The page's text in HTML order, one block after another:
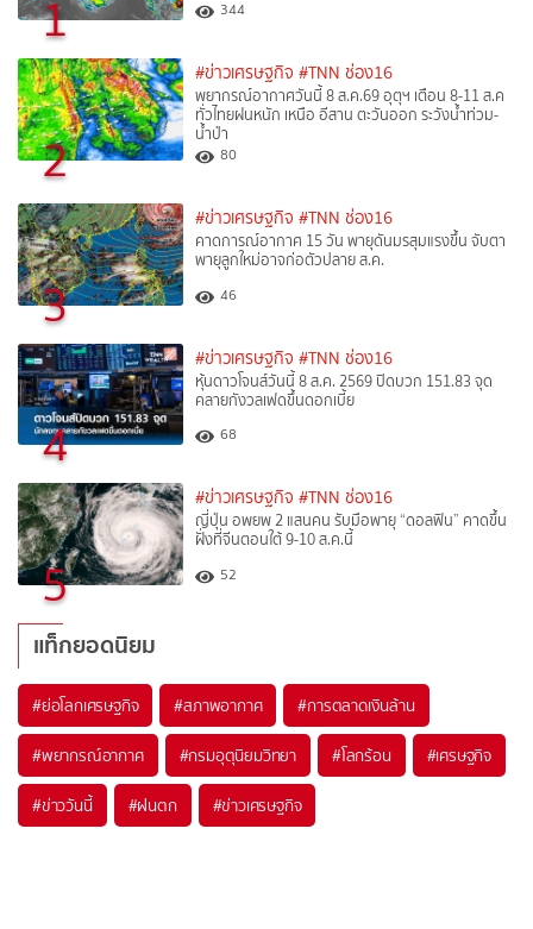
1 344
2
#ข่าวเศรษฐกิจ #TNN ช่อง16
พยากรณ์อากาศวันนี้ 8 ส.ค.69 อุตุฯ เตือน 8-11 ส.ค
ทั่วไทยฝนหนัก เหนือ อีสาน ตะวันออก ระวังน้ำท่วม-
น้ำป่า
80
3
#ข่าวเศรษฐกิจ #TNN ช่อง16
คาดการณ์อากาศ 15 วัน พายุดันมรสุมแรงขึ้น จับตา
พายุลูกใหม่อาจก่อตัวปลาย ส.ค.
46
4
#ข่าวเศรษฐกิจ #TNN ช่อง16
หุ้นดาวโจนส์วันนี้ 8 ส.ค. 2569 ปิดบวก 151.83 จุด
คลายกังวลเฟดขึ้นดอกเบี้ย
68
5
#ข่าวเศรษฐกิจ #TNN ช่อง16
ญี่ปุ่น อพยพ 2 แสนคน รับมือพายุ “ดอลฟิน” คาดขึ้น
ฝั่งที่จีนตอนใต้ 9-10 ส.ค.นี้
52
แท็กยอดนิยม
#ย่อโลกเศรษฐกิจ #สภาพอากาศ #การตลาดเงินล้าน
#พยากรณ์อากาศ #กรมอุตุนิยมวิทยา #โลกร้อน #เศรษฐกิจ
#ข่าววันนี้ #ฝนตก #ข่าวเศรษฐกิจ